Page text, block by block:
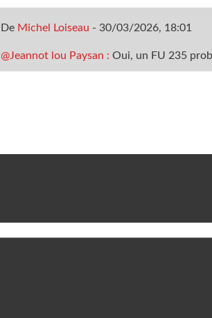
De Michel Loiseau - 30/03/2026, 18:01
@Jeannot lou Paysan : Oui, un FU 235